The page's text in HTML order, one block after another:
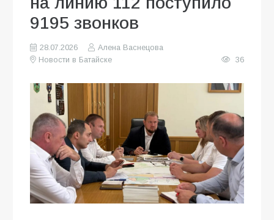
9195 звонков
28.07.2026
Алена Васнецова
Новости в Батайске
36